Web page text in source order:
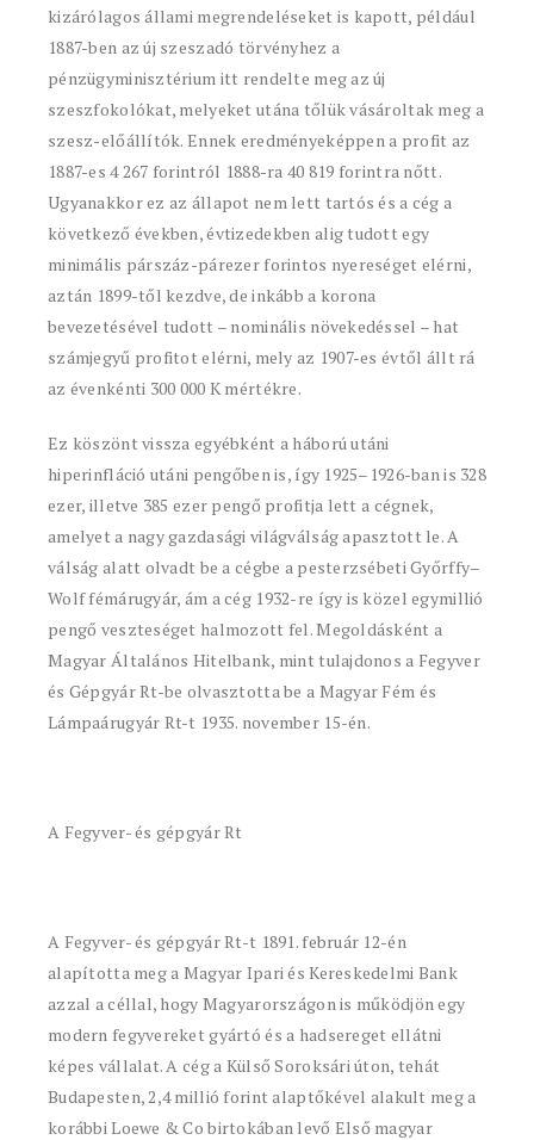
kizárólagos állami megrendeléseket is kapott, például
1887-ben az új szeszadó törvényhez a
pénzügyminisztérium itt rendelte meg az új
szeszfokolókat, melyeket utána tőlük vásároltak meg a
szesz-előállítók. Ennek eredményeképpen a profit az
1887-es 4 267 forintról 1888-ra 40 819 forintra nőtt.
Ugyanakkor ez az állapot nem lett tartós és a cég a
következő években, évtizedekben alig tudott egy
minimális párszáz-párezer forintos nyereséget elérni,
aztán 1899-től kezdve, de inkább a korona
bevezetésével tudott – nominális növekedéssel – hat
számjegyű profitot elérni, mely az 1907-es évtől állt rá
az évenkénti 300 000 K mértékre.
Ez köszönt vissza egyébként a háború utáni
hiperinfláció utáni pengőben is, így 1925–1926-ban is 328
ezer, illetve 385 ezer pengő profitja lett a cégnek,
amelyet a nagy gazdasági világválság apasztott le. A
válság alatt olvadt be a cégbe a pesterzsébeti Győrffy–
Wolf fémárugyár, ám a cég 1932-re így is közel egymillió
pengő veszteséget halmozott fel. Megoldásként a
Magyar Általános Hitelbank, mint tulajdonos a Fegyver
és Gépgyár Rt-be olvasztotta be a Magyar Fém és
Lámpaárugyár Rt-t 1935. november 15-én.
A Fegyver- és gépgyár Rt
A Fegyver- és gépgyár Rt-t 1891. február 12-én
alapította meg a Magyar Ipari és Kereskedelmi Bank
azzal a céllal, hogy Magyarországon is működjön egy
modern fegyvereket gyártó és a hadsereget ellátni
képes vállalat. A cég a Külső Soroksári úton, tehát
Budapesten, 2,4 millió forint alaptőkével alakult meg a
korábbi Loewe & Co birtokában levő Első magyar